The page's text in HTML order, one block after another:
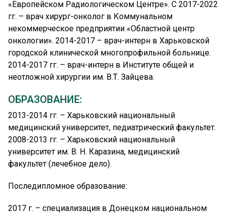
К сожалению, случаи диагностирования
онкологических заболеваний не единичны. Некоторые
нуждаются в длительной и изнурительной терапии,
постоянном наблюдении врача, а некоторые –
немедленной операции. Обычная, на первый взгляд,
родинка может стать большой угрозой для человека.
Поэтому своевременная и профессиональная
малоинвазивная хирургия злокачественных и
доброкачественных образований молочной железы
или кожи может спасти жизнь.
Анастасия Сергеевна – хирург по
призванию. «Хирургия – это моя любовь со второго
хирургическое отделение и операционную", –
жизни талантливого специалиста. Выдающийся
«Европейском Радиологическом Центре». С 2017-2022
гг. – врач хирург-онколог в Коммунальном
некоммерческое предприятии «Областной центр
онкологии». 2014-2017 – врач-интерн в Харьковской
городской клинической многопрофильной больнице.
2014-2017 гг. – врач-интерн в Институте общей и
неотложной хирургии им. В.Т. Зайцева.
ОБРАЗОВАНИЕ:
2013-2014 гг. – Харьковский национальный
медицинский университет, педиатрический факультет.
2008-2013 гг. – Харьковский национальный
университет им. В. Н. Каразина, медицинский
факультет (лечебное дело).
Последипломное образование:
2017 г. – специализация в Донецком национальном